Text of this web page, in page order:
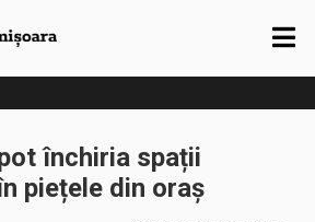
închiria spații
piețele din oraș